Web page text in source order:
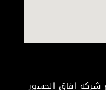
افاق الجسور